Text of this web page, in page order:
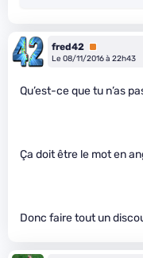
fred42 Premium
Le 08/11/2016 à 22h43
Qu’est-ce que tu n’as
Ça doit être le mot en
Donc faire tout un